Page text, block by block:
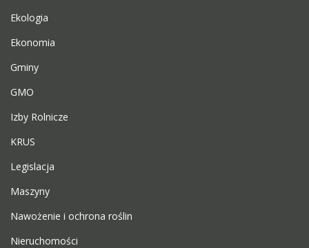
Ekologia
Ekonomia
Gminy
GMO
Izby Rolnicze
KRUS
Legislacja
Maszyny
Nawożenie i ochrona roślin
Nieruchomości